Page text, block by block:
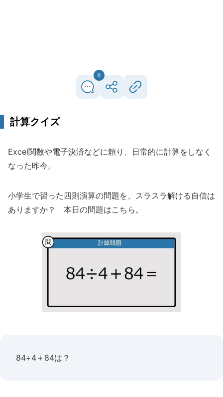
0
計算クイズ
Excel関数や電子決済などに頼り、日常的に計算をしなく
なった昨今。
小学生で習った四則演算の問題を、スラスラ解ける自信は
ありますか？ 本日の問題はこちら。
84÷4＋84は？